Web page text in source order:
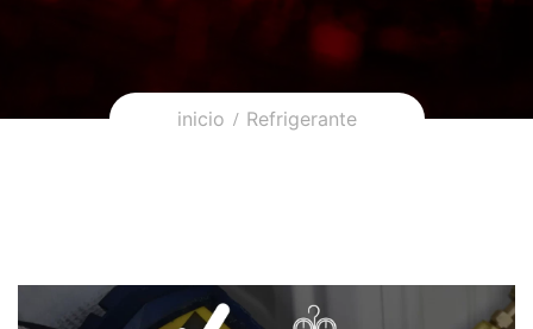
inicio Refrigerante